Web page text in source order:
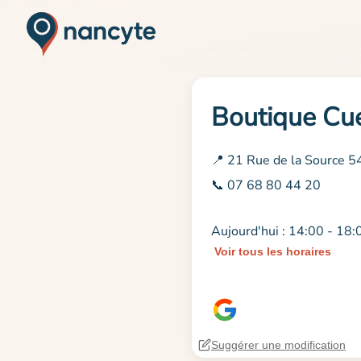
Boutique
📍 21 Rue de la Source
📞 07 68 80 44 20
Aujourd'hui : 14:00 -
Voir tous les horaires
Suggérer une modification